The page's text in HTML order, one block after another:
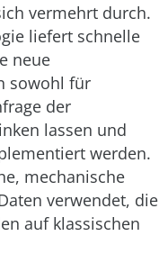
vermehrt durch.
liefert schnelle
neue
sowohl für
der
lassen und
werden.
mechanische
verwendet, die
auf klassischen